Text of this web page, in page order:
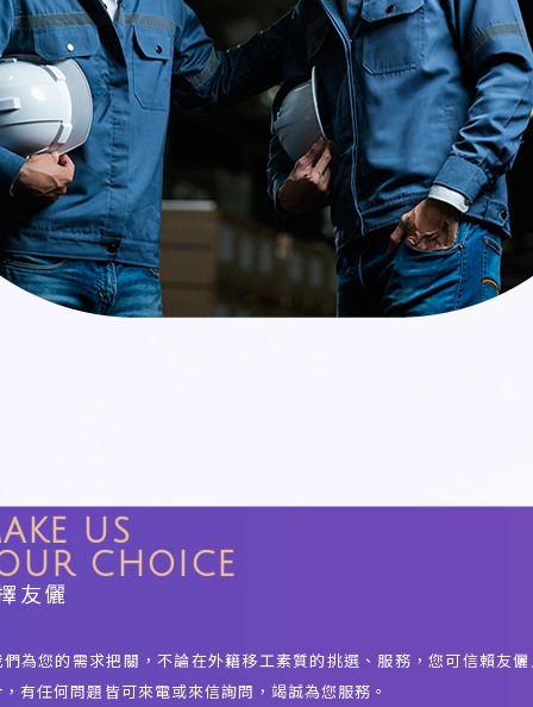
US
CHOICE
友儷
們為您的需求把關，不論在外籍移工素質的挑選、服務，您可信賴友
有任何問題皆可來電或來信詢問，竭誠為您服務。